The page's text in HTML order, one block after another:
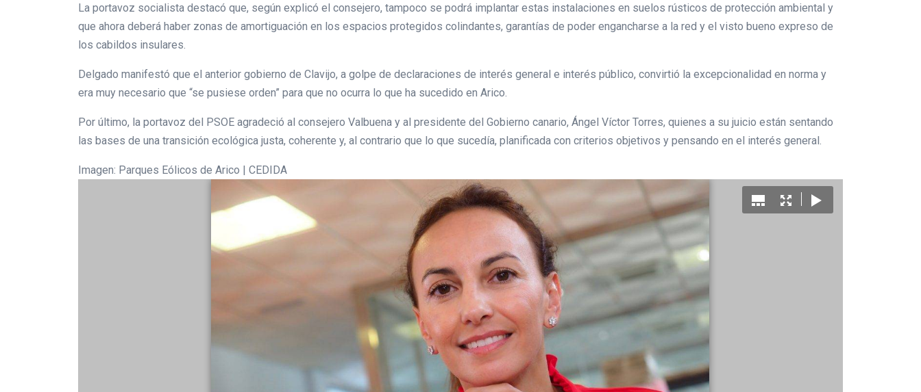
La portavoz socialista destacó que, según explicó el consejero, tampoco se podrá implantar estas instalaciones en suelos rústicos de protección ambiental y
que ahora deberá haber zonas de amortiguación en los espacios protegidos colindantes, garantías de poder engancharse a la red y el visto bueno expreso de
los cabildos insulares.
Delgado manifestó que el anterior gobierno de Clavijo, a golpe de declaraciones de interés general e interés público, convirtió la excepcionalidad en norma y
era muy necesario que “se pusiese orden” para que no ocurra lo que ha sucedido en Arico.
Por último, la portavoz del PSOE agradeció al consejero Valbuena y al presidente del Gobierno canario, Ángel Víctor Torres, quienes a su juicio están sentando
las bases de una transición ecológica justa, coherente y, al contrario que lo que sucedía, planificada con criterios objetivos y pensando en el interés general.
Imagen: Parques Eólicos de Arico | CEDIDA